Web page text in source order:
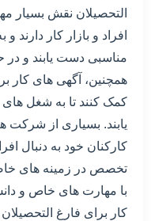
التحصیلان نقش بسیار
افراد و بازار کار دارند
مناسبی دست یابند و
همچنین، آگهی های کار
کمک کنند تا به شغل
یابند. بسیاری از
کارکنان خود به دنبال
تخصص در زمینه های
با مهارت های خاص و
کار برای فارغ